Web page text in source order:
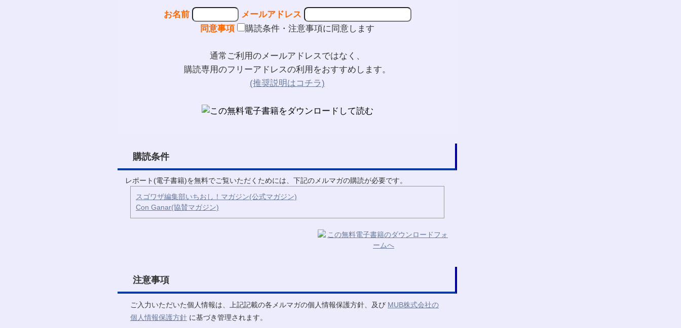
お名前
メールアドレス
同意事項
購読条件・注意事項に同意します
通常ご利用のメールアドレスではなく、
購読専用のフリーアドレスの利用をおすすめします。
(推奨説明はコチラ)
購読条件
レポート(電子書籍)を無料でご覧いただくためには、下記のメルマガの購読が必要です。
スゴワザ編集部いちおし！マガジン(公式マガジン)
Con Ganar(協賛マガジン)
注意事項
ご入力いただいた個人情報は、上記記載の各メルマガの個人情報保護方針、及び MUB株式会社の
個人情報保護方針 に基づき管理されます。